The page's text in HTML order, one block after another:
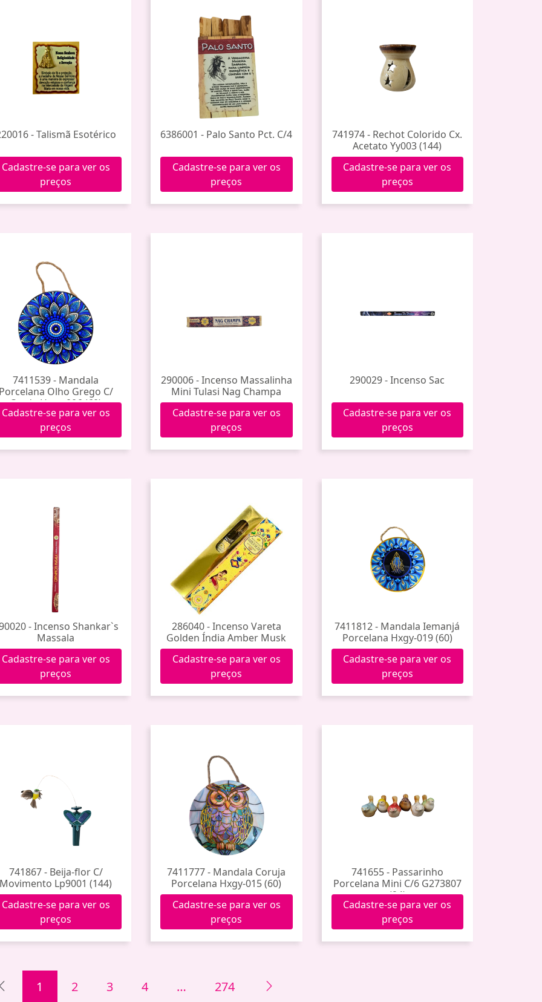
- Talismã Esotérico
Cadastre-se para ver os
preços
6386001 - Palo Santo Pct. C/4
Cadastre-se para ver os
preços
741974 - Rechot Colorido Cx.
Acetato Yy003 (144)
Cadastre-se para ver os
preços
7411539 - Mandala
Olho Grego C/
Corda Hxgy-006 (60)
Cadastre-se para ver os
preços
290006 - Incenso Massalinha
Mini Tulasi Nag Champa
Cadastre-se para ver os
preços
290029 - Incenso Sac
Cadastre-se para ver os
preços
- Incenso Shankar`s
Massala
Cadastre-se para ver os
preços
286040 - Incenso Vareta
Golden Índia Amber Musk
Cadastre-se para ver os
preços
7411812 - Mandala Iemanjá
Porcelana Hxgy-019 (60)
Cadastre-se para ver os
preços
741867 - Beija-flor C/
Movimento Lp9001 (144)
Cadastre-se para ver os
preços
7411777 - Mandala Coruja
Porcelana Hxgy-015 (60)
Cadastre-se para ver os
preços
741655 - Passarinho
Porcelana Mini C/6 G273807
(24)
Cadastre-se para ver os
preços
1 2 3 4 … 274